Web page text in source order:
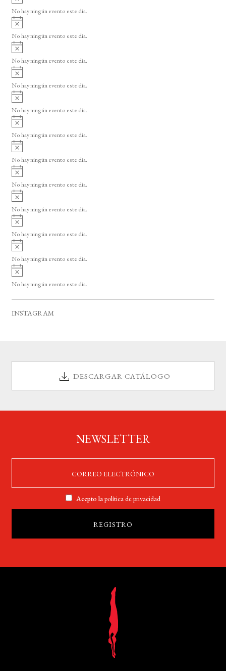
o
v
i
o
No hay ningún evento este día.
A
v
i
o
No hay ningún evento este día.
A
v
i
o
No hay ningún evento este día.
A
v
i
o
No hay ningún evento este día.
A
v
i
o
No hay ningún evento este día.
A
v
i
o
No hay ningún evento este día.
A
v
i
o
No hay ningún evento este día.
A
v
i
o
No hay ningún evento este día.
A
v
i
o
No hay ningún evento este día.
A
v
i
o
No hay ningún evento este día.
A
v
i
o
No hay ningún evento este día.
A
v
i
No hay ningún evento este día.
INSTAGRAM
DESCARGAR CATÁLOGO
NEWSLETTER
Acepto lapolítica de privacidad